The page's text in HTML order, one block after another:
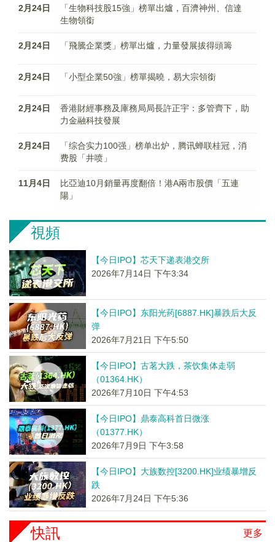
2月24日
「生物科技股15強」榜單出爐，百濟神州、信達
生物領銜
2月24日 「飛騰企業獎」榜單出爐，力量發展拔得頭籌
2月24日 「小型企業50強」榜單揭曉，易大宗領銜
2月24日
香港財經事務及庫務局局長許正宇：多管齊下，助
力金融科技發展
2月24日
「综合实力100强」榜单出炉，腾讯蝉联桂冠，消
费股「井喷」
11月4日
比亞迪10月銷量再度翻倍！港A兩市股價「五連
陽」
視頻
【今日IPO】芯天下递表港交所
2026年7月14日 下午3:34
【今日IPO】东阳光药[6887.HK]暴跌后大反
弹
2026年7月21日 下午5:50
【今日IPO】古茗大跌，茶饮集体走弱
（01364.HK）
2026年7月10日 下午4:53
【今日IPO】鼎泰高科首日微涨
（01377.HK）
2026年7月9日 下午3:58
【今日IPO】大族数控[3200.HK]业绩暴增反
跌
2026年7月24日 下午5:36
更多
快訊